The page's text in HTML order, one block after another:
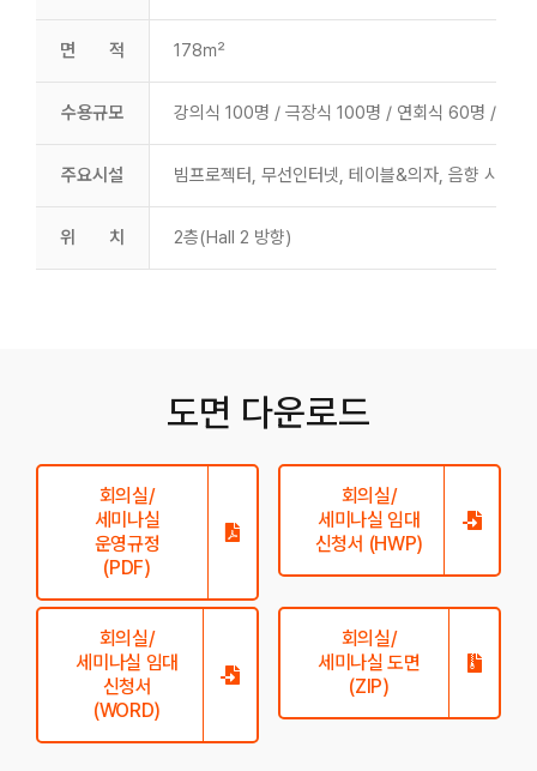
면 적 178㎡
수용규모 강의식 100명 / 극장식 100명 / 연회식 60명 / 리셉
주요시설 빔프로젝터, 무선인터넷, 테이블&의자, 음향 시스템
위 치 2층(Hall 2 방향)
도면 다운로드
회의실/
세미나실
운영규정
(PDF)
회의실/
세미나실 임대
신청서 (HWP)
회의실/
세미나실 임대
신청서
(WORD)
회의실/
세미나실 도면
(ZIP)